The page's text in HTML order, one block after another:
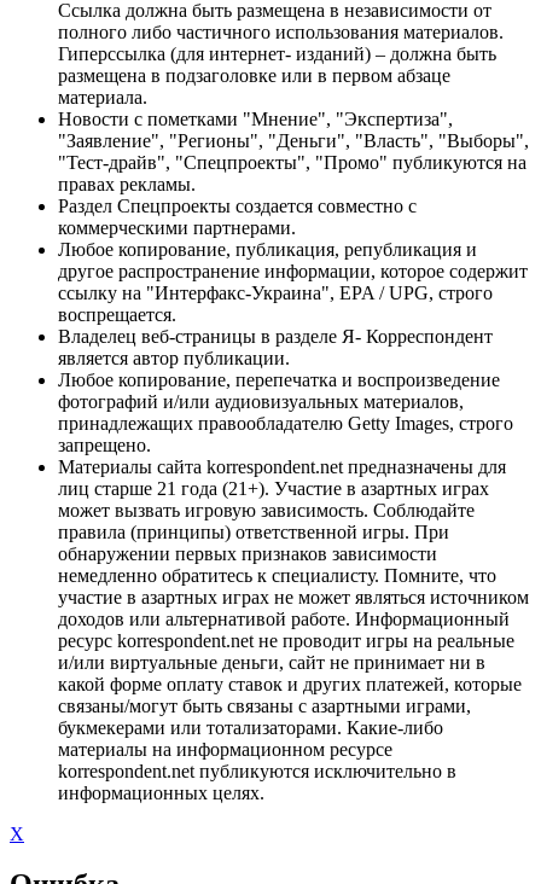
Ссылка должна быть размещена в независимости от
полного либо частичного использования материалов.
Гиперссылка (для интернет- изданий) – должна быть
размещена в подзаголовке или в первом абзаце
материала.
Новости с пометками "Мнение", "Экспертиза",
"Заявление", "Регионы", "Деньги", "Власть", "Выборы",
"Тест-драйв", "Спецпроекты", "Промо" публикуются на
правах рекламы.
Раздел Спецпроекты создается совместно с
коммерческими партнерами.
Любое копирование, публикация, републикация и
другое распространение информации, которое содержит
ссылку на "Интерфакс-Украина", EPA / UPG, строго
воспрещается.
Владелец веб-страницы в разделе Я- Корреспондент
является автор публикации.
Любое копирование, перепечатка и воспроизведение
фотографий и/или аудиовизуальных материалов,
принадлежащих правообладателю Getty Images, строго
запрещено.
Материалы сайта korrespondent.net предназначены для
лиц старше 21 года (21+). Участие в азартных играх
может вызвать игровую зависимость. Соблюдайте
правила (принципы) ответственной игры. При
обнаружении первых признаков зависимости
немедленно обратитесь к специалисту. Помните, что
участие в азартных играх не может являться источником
доходов или альтернативой работе. Информационный
ресурс korrespondent.net не проводит игры на реальные
и/или виртуальные деньги, сайт не принимает ни в
какой форме оплату ставок и других платежей, которые
связаны/могут быть связаны с азартными играми,
букмекерами или тотализаторами. Какие-либо
материалы на информационном ресурсе
korrespondent.net публикуются исключительно в
информационных целях.
X